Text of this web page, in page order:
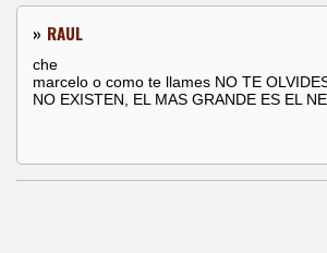
» RAUL
che
marcelo o como te llames NO TE
NO EXISTEN, EL MAS GRANDE ES EL